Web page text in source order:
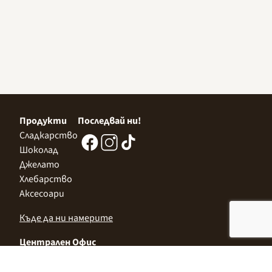
Продукти
Сладкарство
Шоколад
Джелато
Хлебарство
Аксесоари
Последвай ни!
Къде да ни намерите
Централен Офис